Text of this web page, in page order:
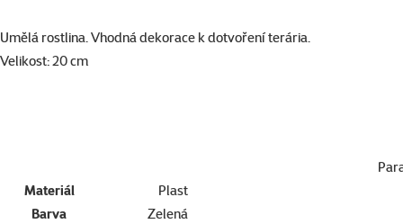
superzoo.product.detail.content
Umělá rostlina. Vhodná dekorace k dotvoření terária.
Velikost: 20 cm
Materiál
Plast
Barva
Zelená